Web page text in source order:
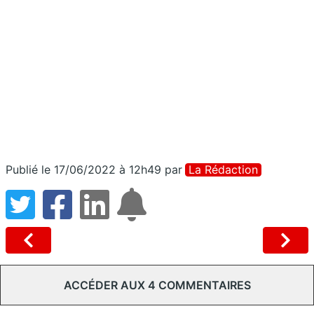
Publié le 17/06/2022 à 12h49 par La Rédaction
ACCÉDER AUX 4 COMMENTAIRES